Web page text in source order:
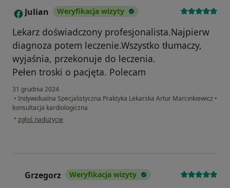
J Julian Weryfikacja wizyty
Lekarz doświadczony profesjonalista.Najpierw
diagnoza potem leczenie.Wszystko tłumaczy,
wyjaśnia, przekonuje do leczenia.
Pełen troski o pacjęta. Polecam
31 grudnia 2024
• Indywidualna Specjalistyczna Praktyka Lekarska Artur Marcinkiewicz •
konsultacja kardiologiczna
• w opinii użytkownika Julian
zgłoś nadużycie
Grzegorz Weryfikacja wizyty